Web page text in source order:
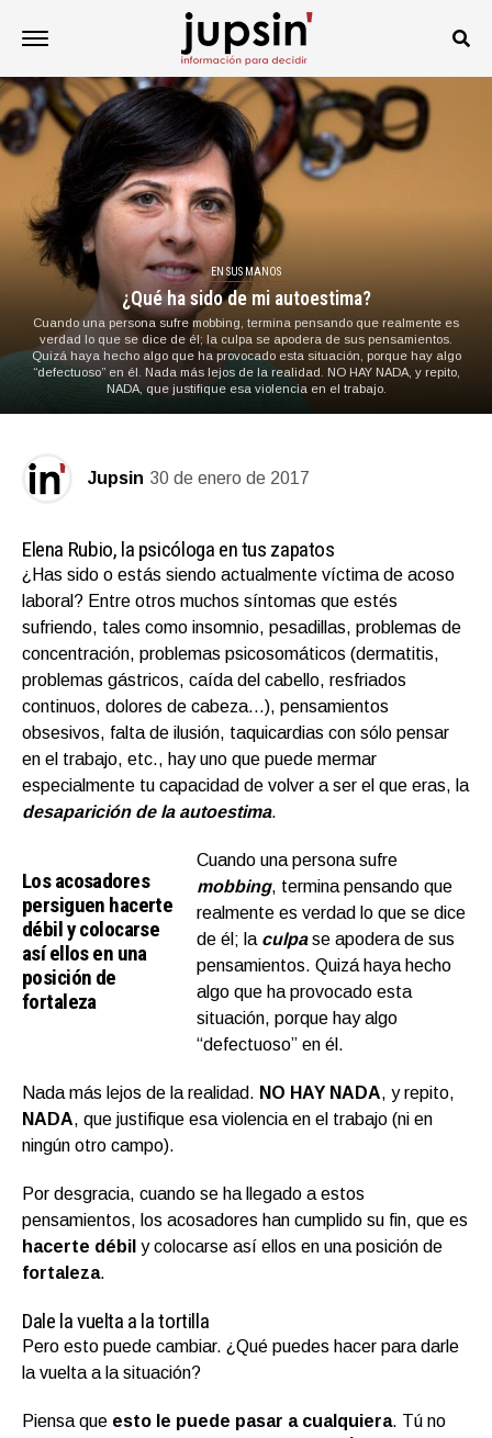
EN SUS MANOS
¿Qué ha sido de mi autoestima?
Cuando una persona sufre mobbing, termina pensando que realmente es
verdad lo que se dice de él; la culpa se apodera de sus pensamientos.
Quizá haya hecho algo que ha provocado esta situación, porque hay algo
“defectuoso” en él. Nada más lejos de la realidad. NO HAY NADA, y repito,
NADA, que justifique esa violencia en el trabajo.
Jupsin 30 de enero de 2017
Elena Rubio, la psicóloga en tus zapatos
¿Has sido o estás siendo actualmente víctima de acoso
laboral? Entre otros muchos síntomas que estés
sufriendo, tales como insomnio, pesadillas, problemas de
concentración, problemas psicosomáticos (dermatitis,
problemas gástricos, caída del cabello, resfriados
continuos, dolores de cabeza…), pensamientos
obsesivos, falta de ilusión, taquicardias con sólo pensar
en el trabajo, etc., hay uno que puede mermar
especialmente tu capacidad de volver a ser el que eras, la
desaparición de la autoestima.
Los acosadores
persiguen hacerte
débil y colocarse
así ellos en una
posición de
fortaleza
Cuando una persona sufre
mobbing, termina pensando que
realmente es verdad lo que se dice
de él; la culpa se apodera de sus
pensamientos. Quizá haya hecho
algo que ha provocado esta
situación, porque hay algo
“defectuoso” en él.
Nada más lejos de la realidad. NO HAY NADA, y repito,
NADA, que justifique esa violencia en el trabajo (ni en
ningún otro campo).
Por desgracia, cuando se ha llegado a estos
pensamientos, los acosadores han cumplido su fin, que es
hacerte débil y colocarse así ellos en una posición de
fortaleza.
Dale la vuelta a la tortilla
Pero esto puede cambiar. ¿Qué puedes hacer para darle
la vuelta a la situación?
Piensa que esto le puede pasar a cualquiera. Tú no